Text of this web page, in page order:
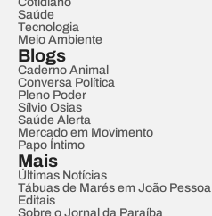
Saúde
Tecnologia
Meio Ambiente
Blogs
Caderno Animal
Conversa Política
Pleno Poder
Sílvio Osias
Saúde Alerta
Mercado em Movimento
Papo Íntimo
Mais
Últimas Notícias
Tábuas de Marés em João Pessoa
Editais
Sobre o Jornal da Paraíba